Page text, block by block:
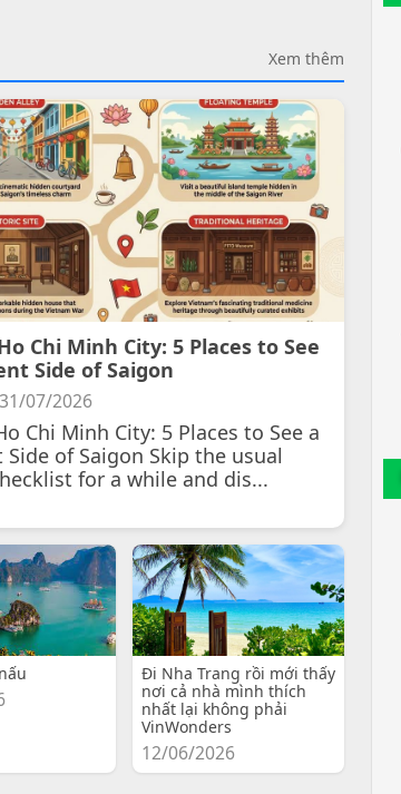
Xem thêm
Chi Minh City: 5 Places to See
Side of Saigon
07/2026
Chi Minh City: 5 Places to See a
of Saigon Skip the usual
for a while and dis...
Đi Nha Trang rồi mới thấy
nơi cả nhà mình thích
nhất lại không phải
VinWonders
12/06/2026